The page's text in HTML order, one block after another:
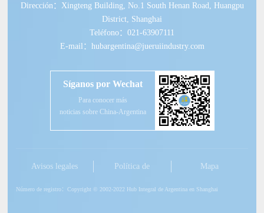
Dirección：Xingteng Building, No.1 South Henan Road, Huangpu
District, Shanghai
Teléfono：021-63907111
E-mail：hubargentina@jueruiindustry.com
Síganos por Wechat
Para conocer más
noticias sobre China-Argentina
Avisos legales
Política de
Mapa
Número de registro：Copyright © 2002-2022 Hub Integral de Argentina en Shanghai